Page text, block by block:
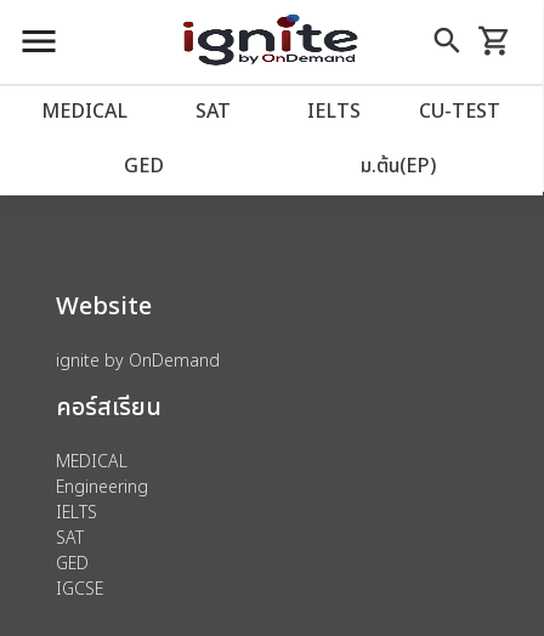
close
account_balance หน้าแรก
เว็บไซต์อิกไนท์
import_contacts วางแผนการเรียน
account_circle เข้าสู่ระบบ
assignment ลงทะเบียน
menu search
Skip
to
shopping_cart
รถเข็น
MEDICAL SAT IELTS CU‑TEST
GED ม.ต้น(EP)
We could not find anything for 80000179
Website
ignite by OnDemand
คอร์สเรียน
MEDICAL
Engineering
IELTS
SAT
GED
IGCSE